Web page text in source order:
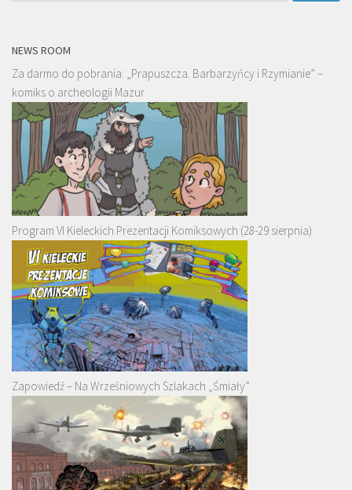
NEWS ROOM
Za darmo do pobrania: „Prapuszcza. Barbarzyńcy i Rzymianie” –
komiks o archeologii Mazur
Program VI Kieleckich Prezentacji Komiksowych (28-29 sierpnia)
Zapowiedź – Na Wrześniowych Szlakach „Śmiały”